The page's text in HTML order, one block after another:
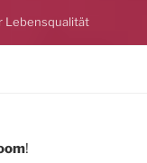
Lebensqualität
!